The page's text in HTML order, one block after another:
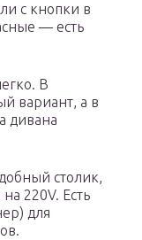
с кнопки в
— есть
В
вариант, а в
дивана
столик,
220V. Есть
для